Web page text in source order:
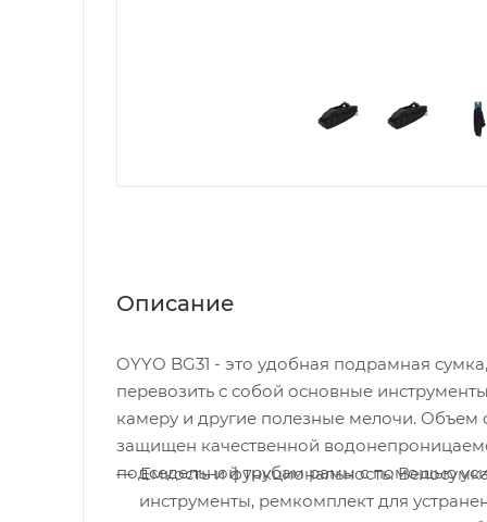
Описание
OYYO BG31 - это удобная подрамная
перевозить с собой основные
камеру и другие полезные мелочи. Объем
защищен качественной
подседельной трубам рамы с помощью
Емкость и функциональность:
инструменты, ремкомплект для